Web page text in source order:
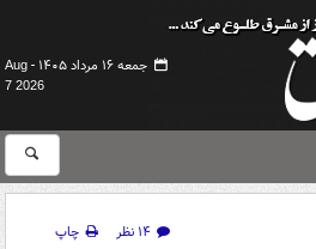
جمعه ۱۶ مرداد ۱۴۰۵ -
Aug
7 2026
۱۴ نظر
چاپ